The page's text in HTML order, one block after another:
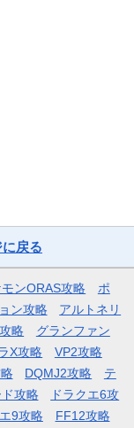
戻る
ンORAS攻略
ポ
ン攻略
アルトネリ
略
グランファン
X攻略
VP2攻略
DQMJ2攻略
テ
ド攻略
ドラクエ6攻
9攻略 FF12攻略